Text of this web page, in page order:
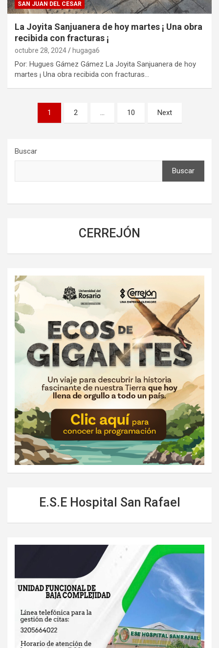
SAN JUAN DEL CESAR
La Joyita Sanjuanera de hoy martes ¡ Una obra
recibida con fracturas ¡
octubre 28, 2024 hugaga6
Por: Hugues Gámez Gámez La Joyita Sanjuanera de hoy
martes ¡ Una obra recibida con fracturas…
Paginación
1 2 … 10 Next
Buscar
Buscar
CERREJÓN
E.S.E Hospital San Rafael